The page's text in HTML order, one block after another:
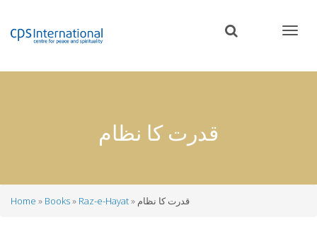
content
قدرت کا نظام
Home Books Raz-e-Hayat قدرت کا نظام